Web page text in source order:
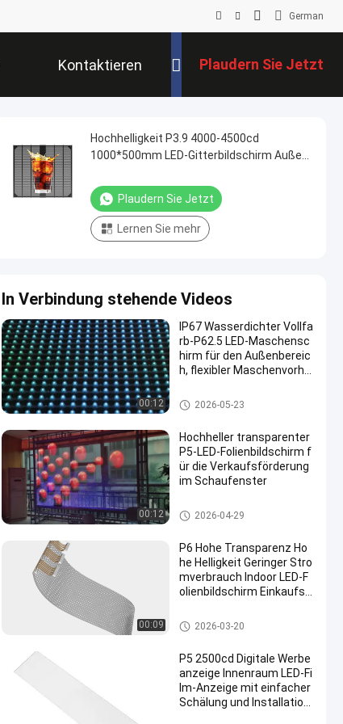
German
Kontaktieren
Sie Uns
Plaudern Sie Jetzt
Hochhelligkeit P3.9 4000-4500cd
1000*500mm LED-Gitterbildschirm Außen-
Werbekampagnen
Plaudern Sie Jetzt
Lernen Sie mehr
In Verbindung stehende Videos
00:12
IP67 Wasserdichter Vollfa
rb-P62.5 LED-Maschensc
hirm für den Außenbereic
h, flexibler Maschenvorha
LED -Netzbildschirm
2026-05-23
00:12
Hochheller transparenter
P5-LED-Folienbildschirm f
ür die Verkaufsförderung
im Schaufenster
LED transparente Filmbildschir
m
2026-04-29
00:09
P6 Hohe Transparenz Ho
he Helligkeit Geringer Stro
mverbrauch Indoor LED-F
olienbildschirm Einkaufsz
dschirm
LED transparente Filmbildschir
m
2026-03-20
P5 2500cd Digitale Werbe
anzeige Innenraum LED-Fi
lm-Anzeige mit einfacher
Schälung und Installation